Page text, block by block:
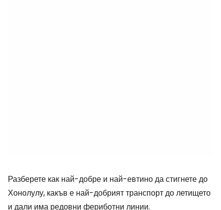
Разберете как най-добре и най-евтино да стигнете до
Хонолулу, какъв е най-добрият транспорт до летището
и дали има редовни фериботни линии.